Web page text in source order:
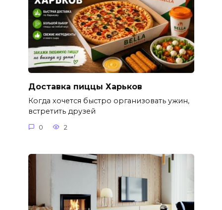
Доставка пиццы Харьков
Когда хочется быстро организовать ужин,
встретить друзей
0 2